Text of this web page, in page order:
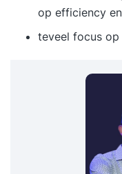
op efficiency
teveel focus